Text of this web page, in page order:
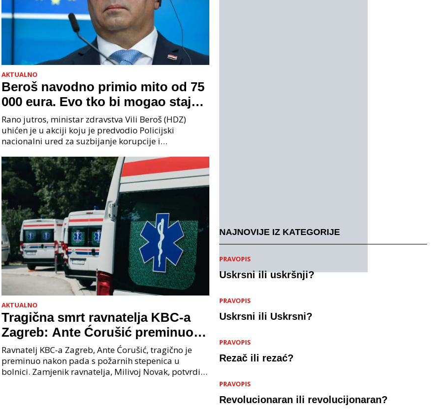
AKTUALNO
Beroš navodno primio mito od 75
000 eura. Evo tko bi mogao stajati
na čelu zločinačkog udruženja
Rano jutros, ministar zdravstva Vili Beroš (HDZ)
uhićen je u akciji koju je predvodio Policijski
nacionalni ured za suzbijanje korupcije i
priopćenju USKOK
AKTUALNO
Tragična smrt ravnatelja KBC-a
Zagreb: Ante Ćorušić preminuo
nakon pada u bolnici, policija na
mjestu događaja
Ravnatelj KBC-a Zagreb, Ante Ćorušić, tragično je
preminuo nakon pada s požarnih stepenica u
bolnici. Zamjenik ravnatelja, Milivoj Novak, potvrdio
NAJNOVIJE IZ KATEGORIJE
PRAVOPIS
Uskrsni ili uskršnji?
PRAVOPIS
Uskrsni ili Uskrsni?
PRAVOPIS
Rezač ili rezać?
PRAVOPIS
Revolucionaran ili revolucijonaran?